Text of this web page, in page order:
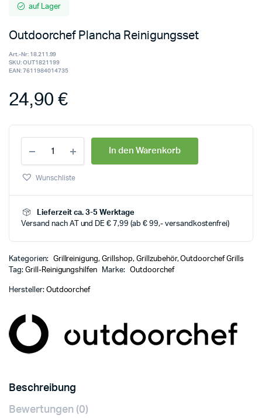
auf Lager
Outdoorchef Plancha Reinigungsset
Art.-Nr:18.211.99
SKU: OUT1821199
EAN:7611984014735
24,90€
In den Warenkorb
Wunschliste
Lieferzeit ca. 3-5 Werktage
Versand nach AT und DE € 7,99 (ab € 99,- versandkostenfrei)
Kategorien: Grillreinigung,Grillshop, Grillzubehör,Outdoorchef Grills
Tag: Grill-Reinigungshilfen Marke: Outdoorchef
Hersteller: Outdoorchef
Beschreibung
Bewertungen (0)